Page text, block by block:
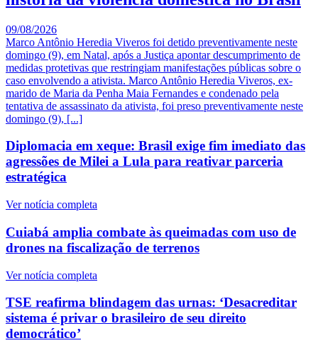
09/08/2026
Marco Antônio Heredia Viveros foi detido preventivamente neste
domingo (9), em Natal, após a Justiça apontar descumprimento de
medidas protetivas que restringiam manifestações públicas sobre o
caso envolvendo a ativista. Marco Antônio Heredia Viveros, ex-
marido de Maria da Penha Maia Fernandes e condenado pela
tentativa de assassinato da ativista, foi preso preventivamente neste
domingo (9), [...]
Diplomacia em xeque: Brasil exige fim imediato das
agressões de Milei a Lula para reativar parceria
estratégica
Ver notícia completa
Cuiabá amplia combate às queimadas com uso de
drones na fiscalização de terrenos
Ver notícia completa
TSE reafirma blindagem das urnas: ‘Desacreditar
sistema é privar o brasileiro de seu direito
democrático’